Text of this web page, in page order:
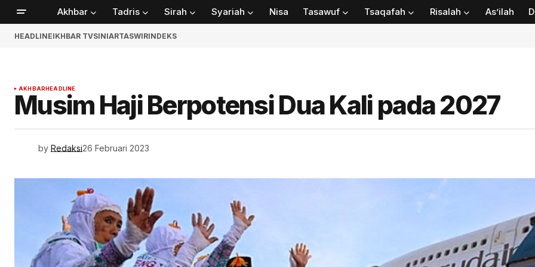
Akhbar Tadris Sirah Syariah Nisa Tasawuf Tsaqafah Risalah As’ilah
HEADLINEIKHBAR TVSINIARTASWIRINDEKS
AKHBARHEADLINE
Musim Haji Berpotensi Dua Kali pada 2027
by Redaksi26 Februari 2023